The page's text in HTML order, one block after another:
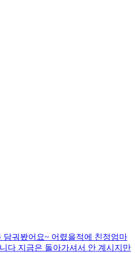
담궈봤어요~ 어렸을적에 친정엄마
다 지금은 돌아가셔서 안 계시지만